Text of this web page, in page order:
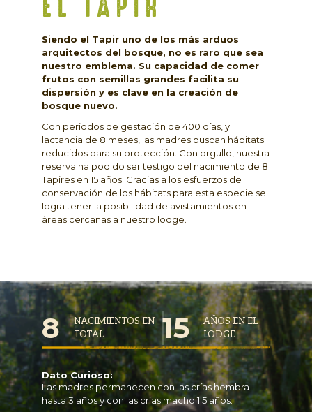
Siendo el Tapir uno de los más arduos
arquitectos del bosque, no es raro que sea
nuestro emblema. Su capacidad de comer
frutos con semillas grandes facilita su
dispersión y es clave en la creación de
bosque nuevo.
Con periodos de gestación de 400 días, y
lactancia de 8 meses, las madres buscan hábitats
reducidos para su protección. Con orgullo, nuestra
reserva ha podido ser testigo del nacimiento de 8
Tapires en 15 años. Gracias a los esfuerzos de
conservación de los hábitats para esta especie se
logra tener la posibilidad de avistamientos en
áreas cercanas a nuestro lodge.
8
NACIMIENTOS EN
TOTAL
15
AÑOS EN EL
LODGE
Dato Curioso:
Las madres permanecen con las crías hembra
hasta 3 años y con las crías macho 1.5 años.